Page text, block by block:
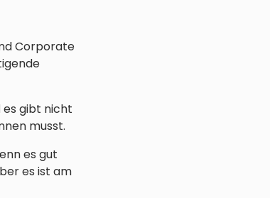
Corporate
es gibt nicht
musst.
es gut
es ist am